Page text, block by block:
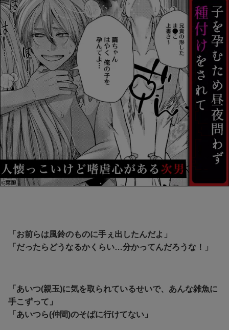
「お前らは風鈴のものに手ぇ出したんだよ」
「だったらどうなるかくらい…分かってんだろうな！」
「あいつ(親玉)に気を取られているせいで、あんな雑魚に
手こずって」
「あいつら(仲間)のそばに行けてない」